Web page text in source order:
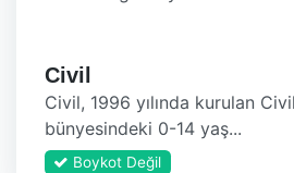
Civil
Civil, 1996 yılında kurulan
bünyesindeki 0-14 yaş...
Boykot Değil